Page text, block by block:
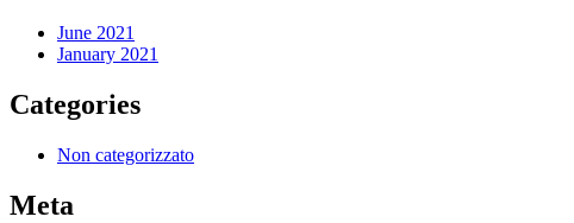
June 2021
January 2021
Categories
Non categorizzato
Meta